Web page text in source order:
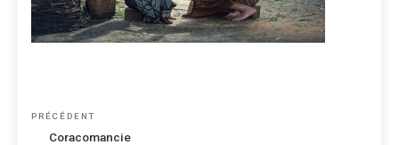
Navigation
Article
précédent
PRÉCÉDENT
Coracomancie